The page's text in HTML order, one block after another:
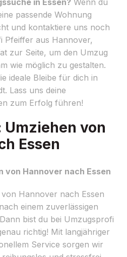
passende Wohnung
und kontaktiere uns noch
Pfeiffer aus Hannover,
zur Seite, um den Umzug
wie möglich zu gestalten.
ideale Bleibe für dich in
Lass uns deine
zum Erfolg führen!
von
Essen
von Hannover nach Essen
Hannover nach Essen
einem zuverlässigen
bist du bei Umzugsprofi
richtig! Mit langjähriger
Service sorgen wir